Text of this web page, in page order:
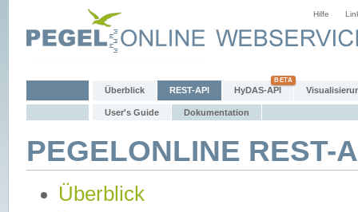
Hilfe
Überblick REST-API HyDAS-API
User's Guide Dokumentation
PEGELONLINE
Überblick